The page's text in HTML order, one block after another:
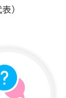
表）